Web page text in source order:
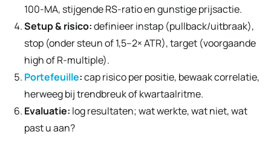
100-MA, stijgende RS-ratio en gunstige prijsactie.
Setup & risico:definieer instap (pullback/uitbraak),
stop (onder steun of 1,5–2× ATR), target (voorgaande
high of R-multiple).
Portefeuille:cap risico per positie, bewaak correlatie,
herweeg bij trendbreuk of kwartaalritme.
Evaluatie: log resultaten; wat werkte, wat niet, wat
past u aan?